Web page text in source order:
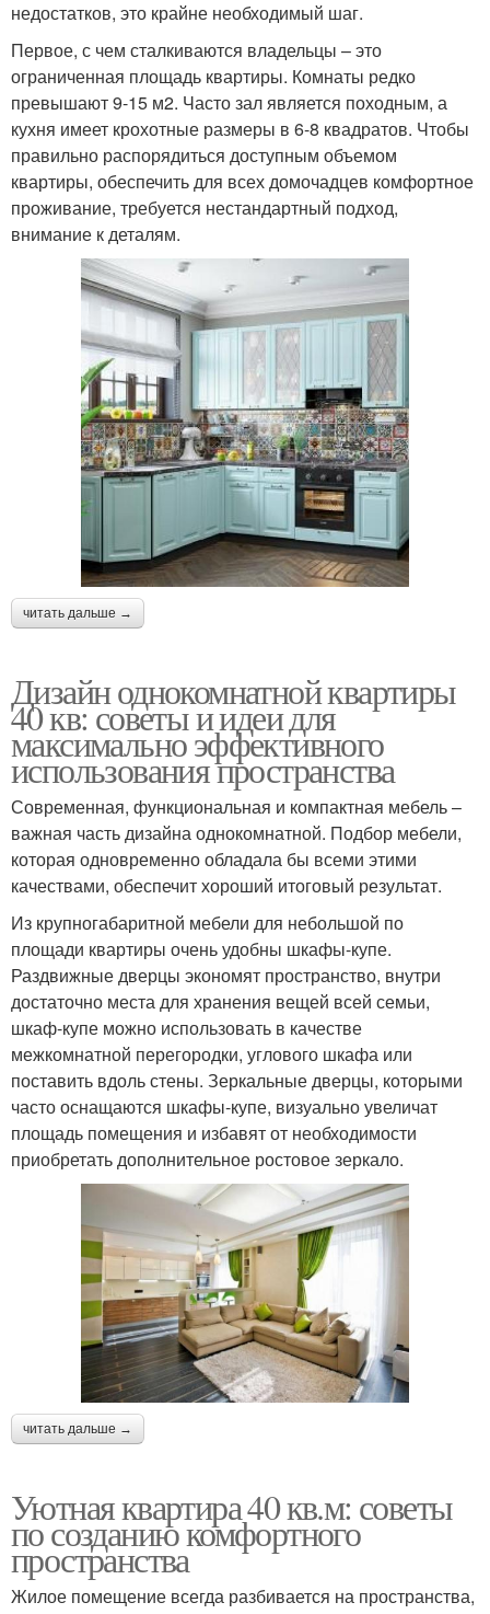
недостатков, это крайне необходимый шаг.
Первое, с чем сталкиваются владельцы – это
ограниченная площадь квартиры. Комнаты редко
превышают 9-15 м2. Часто зал является походным, а
кухня имеет крохотные размеры в 6-8 квадратов. Чтобы
правильно распорядиться доступным объемом
квартиры, обеспечить для всех домочадцев комфортное
проживание, требуется нестандартный подход,
внимание к деталям.
читать дальше →
Дизайн однокомнатной квартиры
40 кв: советы и идеи для
максимально эффективного
использования пространства
Современная, функциональная и компактная мебель –
важная часть дизайна однокомнатной. Подбор мебели,
которая одновременно обладала бы всеми этими
качествами, обеспечит хороший итоговый результат.
Из крупногабаритной мебели для небольшой по
площади квартиры очень удобны шкафы-купе.
Раздвижные дверцы экономят пространство, внутри
достаточно места для хранения вещей всей семьи,
шкаф-купе можно использовать в качестве
межкомнатной перегородки, углового шкафа или
поставить вдоль стены. Зеркальные дверцы, которыми
часто оснащаются шкафы-купе, визуально увеличат
площадь помещения и избавят от необходимости
приобретать дополнительное ростовое зеркало.
читать дальше →
Уютная квартира 40 кв.м: советы
по созданию комфортного
пространства
Жилое помещение всегда разбивается на пространства,